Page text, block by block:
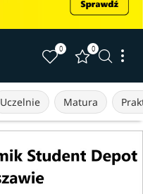
0 0
Uczelnie Matura